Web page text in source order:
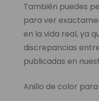
También puedes
para ver
en la vida real, ya
discrepancias
publicadas en
Anillo de color